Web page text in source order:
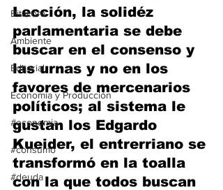
Bitácora
Ambiente
Editorial
Economía y Producción
#economia
#consumo
#deuda
Lección, la solidéz
parlamentaria se debe
buscar en el consenso y
las urnas y no en los
favores de mercenarios
políticos; al sistema le
gustan los Edgardo
Kueider, el entrerriano se
transformó en la toalla
con la que todos buscan